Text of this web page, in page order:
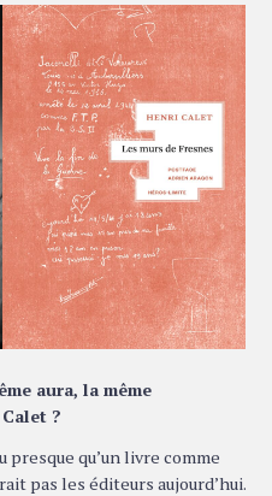
aura, la même
?
presque qu’un livre comme
pas les éditeurs aujourd’hui.